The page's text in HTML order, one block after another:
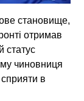
становище,
отримав
статус
чиновниця
сприяти в